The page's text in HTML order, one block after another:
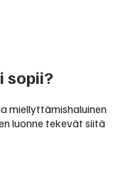
sopii?
miellyttämishaluinen
luonne tekevät siitä